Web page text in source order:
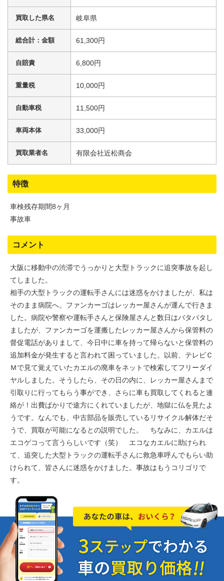
買取した県名 岐阜県
総合計：金額 61,300円
自賠責 6,800円
重量税 10,000円
自動車税 11,500円
車両本体 33,000円
買取業者名 有限会社近松商会
特徴
車検残存期間8ヶ月
事故車
コメント
大阪に移動中の渋滞でうっかりと大型トラックに追突事故を起し
てしました。
相手の大型トラックの運転手さんには迷惑をかけましたが、私は
そのまま病院へ。ファンカーゴはレッカー屋さんが運んで行きま
した。病院や警察や運転手さんと保険屋さんと数日はバタバタし
ましたが、ファンカーゴを運搬したレッカー屋さんから保管料の
督促電話がありまして、今日中に車を持って帰らないと保管料の
追加料金が発生すると言われて困っていました。以前、テレビＣ
Ｍで見て覚えていたカエルの廃車をネットで検索してフリーダイ
ヤルしました。そうしたら、その日の内に、レッカー屋さんまで
引取りに行ってもらう事ができ、さらに車も買取してくれると連
絡が！出費ばかりで途方にくれていましたが、地獄に仏を見たよ
うです。なんでも、中古部品を販売しているリサイクル解体だそ
うで、買取が可能になるとの説明でした。 ちなみに、カエルは
エコゲコって言うらしいです（笑） エコなカエルに助けられ
て、追突した大型トラックの運転手さんに救急車呼んでもらい助
けられて、皆さんに迷惑をかけました。事故はもうコリゴリで
す。